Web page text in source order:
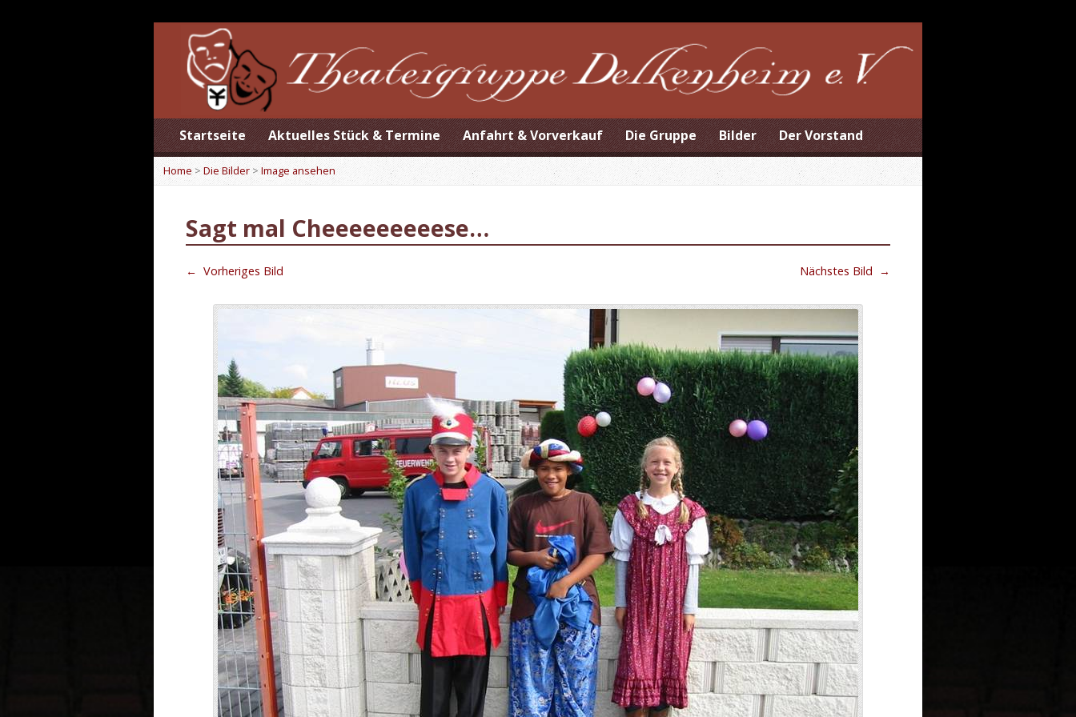
Startseite Aktuelles Stück & Termine Anfahrt & Vorverkauf Die Gruppe Bilder Der Vorstand
Home > Die Bilder >Image ansehen
Sagt mal Cheeeeeeeeese…
← Vorheriges Bild Nächstes Bild →